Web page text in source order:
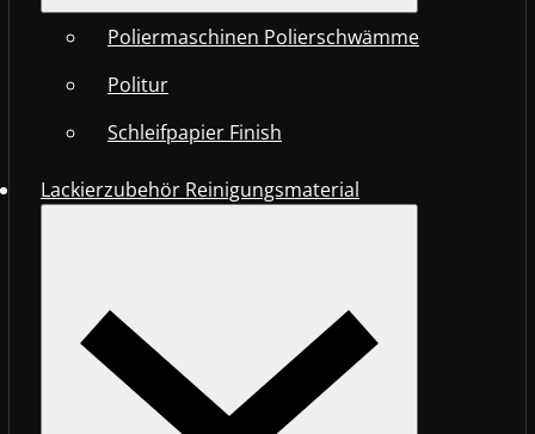
Poliermaschinen Polierschwämme
Politur
Schleifpapier Finish
Lackierzubehör Reinigungsmaterial